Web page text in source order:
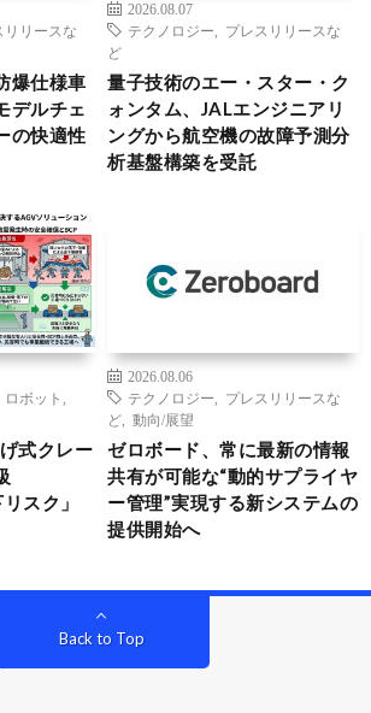
リリースな
爆仕様車
デルチェ
の快適性
2026.08.07
テクノロジー
プレスリリースな
ど
量子技術のエー・スター・ク
ォンタム、JALエンジニアリ
ングから航空機の故障予測分
析基盤構築を受託
ロボット
式クレー
スク」
2026.08.06
テクノロジー
プレスリリースな
ど
動向/展望
ゼロボード、常に最新の情報
共有が可能な“動的サプライヤ
ー管理”実現する新システムの
提供開始へ
Back to Top